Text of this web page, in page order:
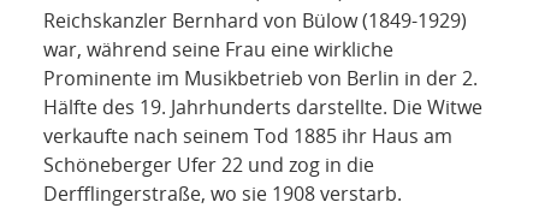
Reichskanzler Bernhard von Bülow (1849-1929)
war, während seine Frau eine wirkliche
Prominente im Musikbetrieb von Berlin in der 2.
Hälfte des 19. Jahrhunderts darstellte. Die Witwe
verkaufte nach seinem Tod 1885 ihr Haus am
Schöneberger Ufer 22 und zog in die
Derfflingerstraße, wo sie 1908 verstarb.